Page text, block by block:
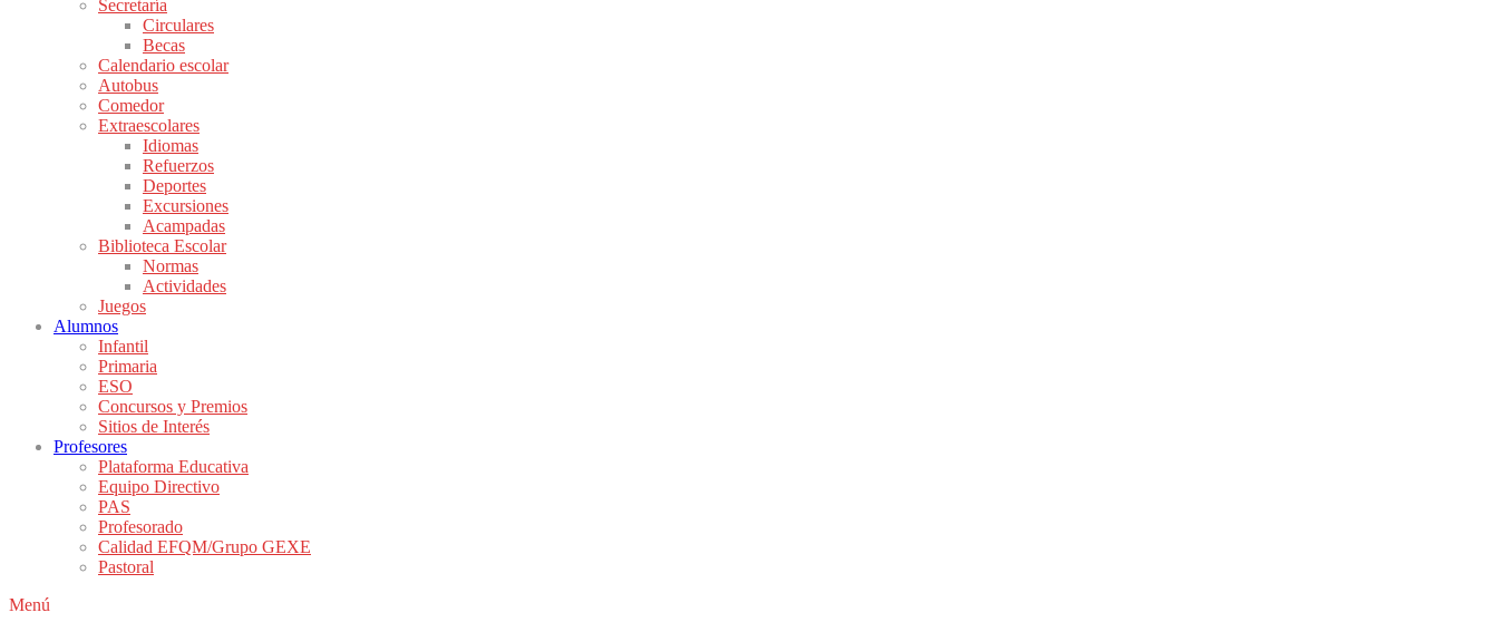
Secretaría
Circulares
Becas
Calendario escolar
Autobus
Comedor
Extraescolares
Idiomas
Refuerzos
Deportes
Excursiones
Acampadas
Biblioteca Escolar
Normas
Actividades
Juegos
Alumnos
Infantil
Primaria
ESO
Concursos y Premios
Sitios de Interés
Profesores
Plataforma Educativa
Equipo Directivo
PAS
Profesorado
Calidad EFQM/Grupo GEXE
Pastoral
Menú